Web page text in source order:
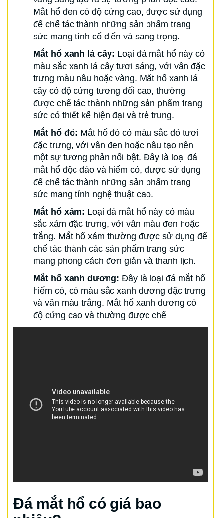
Mắt hổ đen có độ cứng cao, được sử dụng
để chế tác thành những sản phẩm trang
sức mang tính cổ điển và sang trọng.
Mắt hổ xanh lá cây: Loại đá mắt hổ này có
màu sắc xanh lá cây tươi sáng, với vân đặc
trưng màu nâu hoặc vàng. Mắt hổ xanh lá
cây có độ cứng tương đối cao, thường
được chế tác thành những sản phẩm trang
sức có thiết kế hiện đại và trẻ trung.
Mắt hổ đỏ: Mắt hổ đỏ có màu sắc đỏ tươi
đặc trưng, với vân đen hoặc nâu tạo nên
một sự tương phản nổi bật. Đây là loại đá
mắt hổ độc đáo và hiếm có, được sử dụng
để chế tác thành những sản phẩm trang
sức mang tính nghệ thuật cao.
Mắt hổ xám: Loại đá mắt hổ này có màu
sắc xám đặc trưng, với vân màu đen hoặc
trắng. Mắt hổ xám thường được sử dụng để
chế tác thành các sản phẩm trang sức
mang phong cách đơn giản và thanh lịch.
Mắt hổ xanh dương: Đây là loại đá mắt hổ
hiếm có, có màu sắc xanh dương đặc trưng
và vân màu trắng. Mắt hổ xanh dương có
độ cứng cao và thường được chế
Đá mắt hổ có giá bao